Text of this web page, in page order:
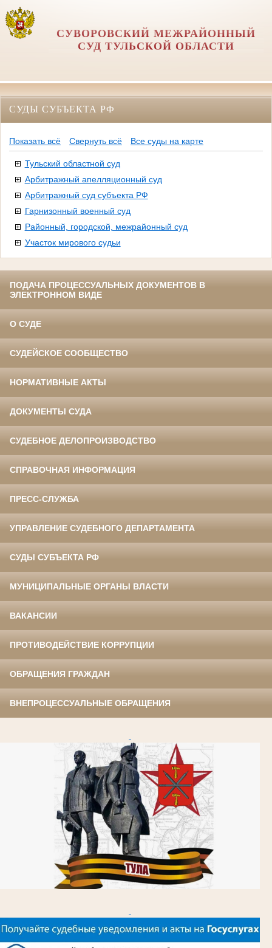
СУВОРОВСКИЙ МЕЖРАЙОННЫЙ
СУД ТУЛЬСКОЙ ОБЛАСТИ
СУДЫ СУБЪЕКТА РФ
Показать всё Свернуть всё Все суды на карте
Тульский областной суд
Арбитражный апелляционный суд
Арбитражный суд субъекта РФ
Гарнизонный военный суд
Районный, городской, межрайонный суд
Участок мирового судьи
ПОДАЧА ПРОЦЕССУАЛЬНЫХ ДОКУМЕНТОВ В
ЭЛЕКТРОННОМ ВИДЕ
О СУДЕ
СУДЕЙСКОЕ СООБЩЕСТВО
НОРМАТИВНЫЕ АКТЫ
ДОКУМЕНТЫ СУДА
СУДЕБНОЕ ДЕЛОПРОИЗВОДСТВО
СПРАВОЧНАЯ ИНФОРМАЦИЯ
ПРЕСС-СЛУЖБА
УПРАВЛЕНИЕ СУДЕБНОГО ДЕПАРТАМЕНТА
СУДЫ СУБЪЕКТА РФ
МУНИЦИПАЛЬНЫЕ ОРГАНЫ ВЛАСТИ
ВАКАНСИИ
ПРОТИВОДЕЙСТВИЕ КОРРУПЦИИ
ОБРАЩЕНИЯ ГРАЖДАН
ВНЕПРОЦЕССУАЛЬНЫЕ ОБРАЩЕНИЯ